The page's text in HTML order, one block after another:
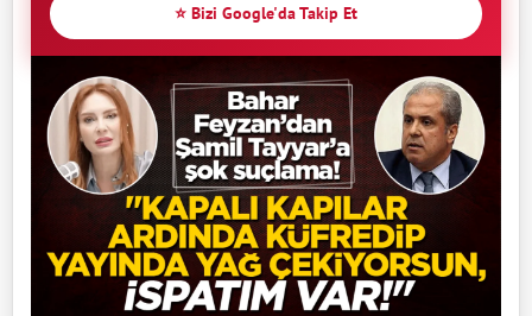
⭐ Bizi Google'da Takip Et